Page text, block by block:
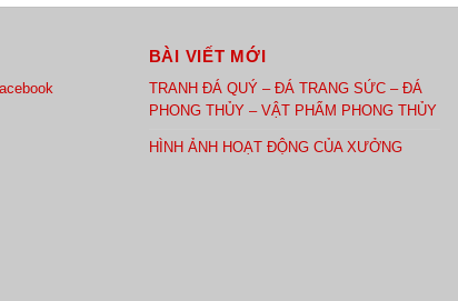
BÀI VIẾT MỚI
TRANH ĐÁ QUÝ – ĐÁ TRANG SỨC – ĐÁ
PHONG THỦY – VẬT PHẨM PHONG THỦY
HÌNH ẢNH HOẠT ĐỘNG CỦA XƯỞNG